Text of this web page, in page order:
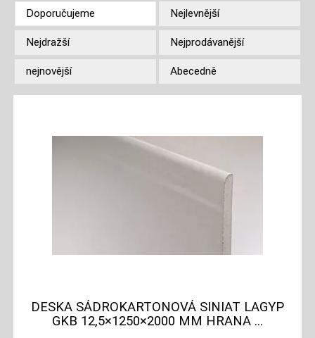
Doporučujeme Nejlevnější
Nejdražší Nejprodávanější
nejnovější Abecedně
DESKA SÁDROKARTONOVÁ SINIAT LAGYP
GKB 12,5×1250×2000 MM HRANA ...